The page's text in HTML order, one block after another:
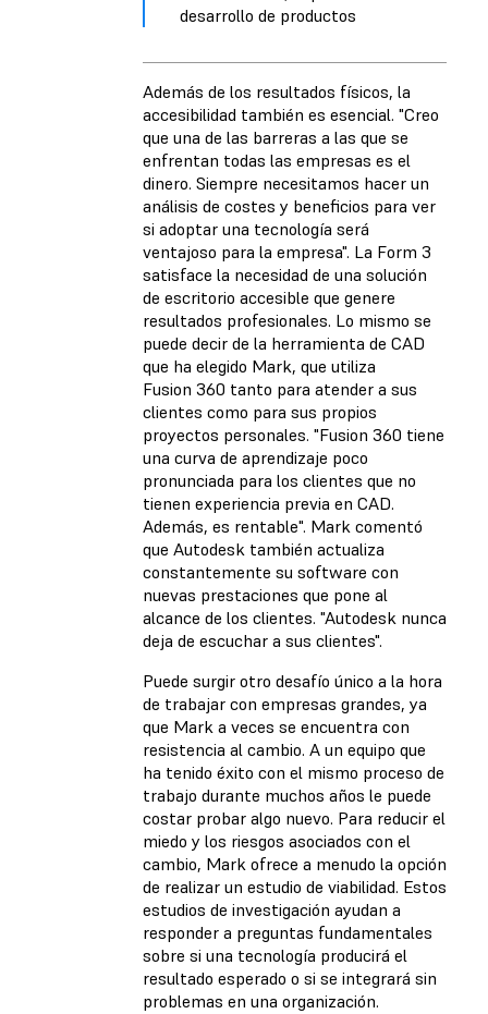
desarrollo de productos
Además de los resultados físicos, la
accesibilidad también es esencial. "Creo
que una de las barreras a las que se
enfrentan todas las empresas es el
dinero. Siempre necesitamos hacer un
análisis de costes y beneficios para ver
si adoptar una tecnología será
ventajoso para la empresa". La Form 3
satisface la necesidad de una solución
de escritorio accesible que genere
resultados profesionales. Lo mismo se
puede decir de la herramienta de CAD
que ha elegido Mark, que utiliza
Fusion 360 tanto para atender a sus
clientes como para sus propios
proyectos personales. "Fusion 360 tiene
una curva de aprendizaje poco
pronunciada para los clientes que no
tienen experiencia previa en CAD.
Además, es rentable". Mark comentó
que Autodesk también actualiza
constantemente su software con
nuevas prestaciones que pone al
alcance de los clientes. "Autodesk nunca
deja de escuchar a sus clientes".
Puede surgir otro desafío único a la hora
de trabajar con empresas grandes, ya
que Mark a veces se encuentra con
resistencia al cambio. A un equipo que
ha tenido éxito con el mismo proceso de
trabajo durante muchos años le puede
costar probar algo nuevo. Para reducir el
miedo y los riesgos asociados con el
cambio, Mark ofrece a menudo la opción
de realizar un estudio de viabilidad. Estos
estudios de investigación ayudan a
responder a preguntas fundamentales
sobre si una tecnología producirá el
resultado esperado o si se integrará sin
problemas en una organización.